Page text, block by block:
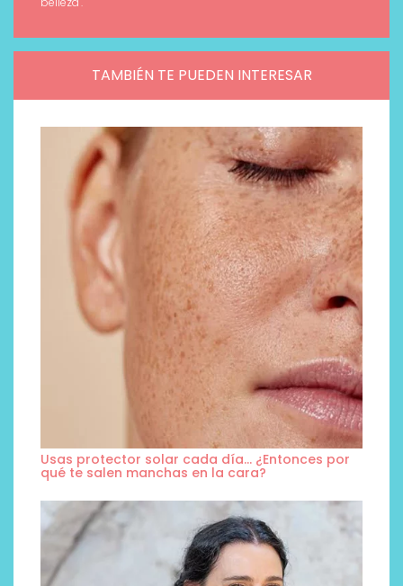
TAMBIÉN TE PUEDEN INTERESAR
Usas protector solar cada día… ¿Entonces por
qué te salen manchas en la cara?